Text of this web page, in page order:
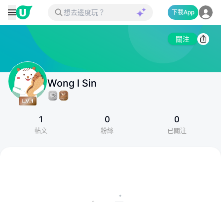
下載App
關注
Wong I Sin
1
帖文
0
粉絲
0
已關注